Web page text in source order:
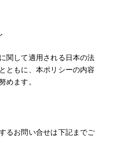
関して適用される日本の法
ともに、本ポリシーの内容
めます。
るお問い合せは下記までご